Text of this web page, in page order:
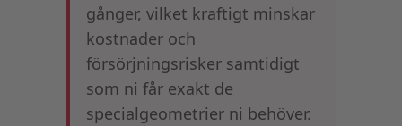
gånger, vilket kraftigt minskar
kostnader och
försörjningsrisker samtidigt
som ni får exakt de
specialgeometrier ni behöver.